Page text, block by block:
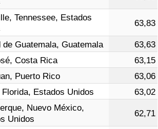
Tennessee, Estados
63,83
de Guatemala, Guatemala
63,63
Costa Rica
63,15
Puerto Rico
63,06
Estados Unidos 63,02
Nuevo México,
Unidos
62,71